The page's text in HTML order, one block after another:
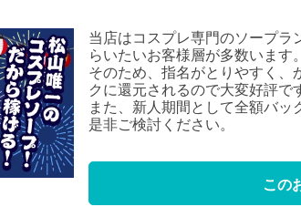
当店はコスプレ専門のソープラ
らいたいお客様層が多数います。
そのため、指名がとりやすく、
クに還元されるので大変好評で
また、新人期間として全額バッ
是非ご検討ください。
この